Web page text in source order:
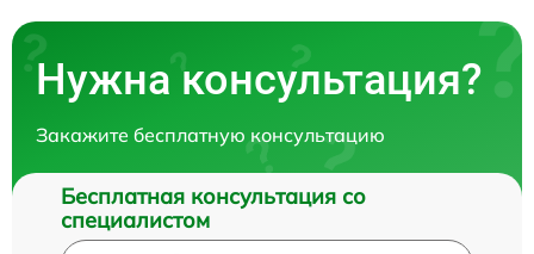
Нужна консультация?
Закажите бесплатную консультацию
Бесплатная консультация со
специалистом